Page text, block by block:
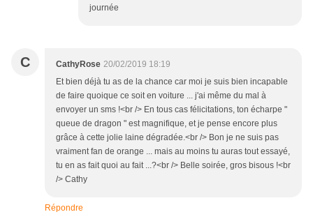
journée
C CathyRose 20/02/2019 18:19
Et bien déjà tu as de la chance car moi je suis bien incapable
de faire quoique ce soit en voiture ... j'ai même du mal à
envoyer un sms !<br /> En tous cas félicitations, ton écharpe "
queue de dragon " est magnifique, et je pense encore plus
grâce à cette jolie laine dégradée.<br /> Bon je ne suis pas
vraiment fan de orange ... mais au moins tu auras tout essayé,
tu en as fait quoi au fait ...?<br /> Belle soirée, gros bisous !<br
/> Cathy
Répondre